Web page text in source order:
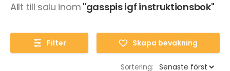
Allt till salu inom "gasspis igf instruktionsbok"
Filter Skapa bevakning
Sortering: